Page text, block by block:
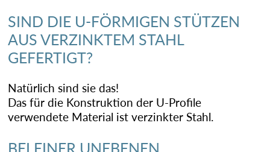
SIND DIE U-FÖRMIGEN STÜTZEN
AUS VERZINKTEM STAHL
GEFERTIGT?
Natürlich sind sie das!
Das für die Konstruktion der U-Profile
verwendete Material ist verzinkter Stahl.
BEI EINER UNEBENEN